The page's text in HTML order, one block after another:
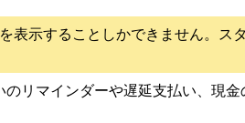
表示することしかできません。ス
リマインダーや遅延支払い、現